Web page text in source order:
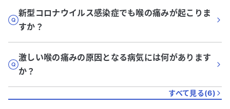
新型コロナウイルス感染症でも喉の痛みが起こりま
すか？
激しい喉の痛みの原因となる病気には何があります
か？
すべて見る(6)